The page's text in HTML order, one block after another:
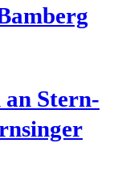
an Stern­